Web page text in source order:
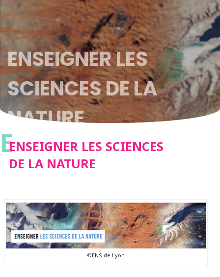
ENSEIGNER LES
SCIENCES DE LA
NATURE
EENSEIGNER LES SCIENCES
DE LA NATURE
©ENS de Lyon